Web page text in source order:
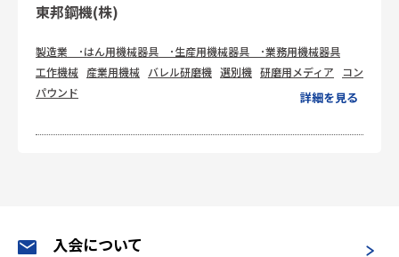
入会について
東邦鋼機(株)
製造業 ･はん用機械器具 ･生産用機械器具 ･業務用機械器具
工作機械 産業用機械 バレル研磨機 選別機 研磨用メディア
コン
パウンド
詳細を見る